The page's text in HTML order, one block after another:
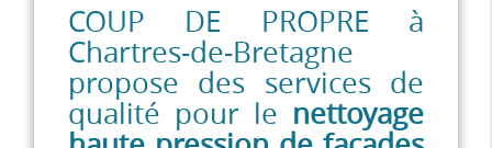
COUP DE PROPRE à
Chartres-de-Bretagne
propose des services de
qualité pour le nettoyage